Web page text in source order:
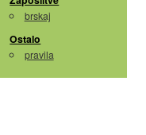
brskaj
Ostalo
pravila